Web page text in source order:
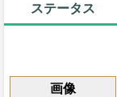
ステータス
画像